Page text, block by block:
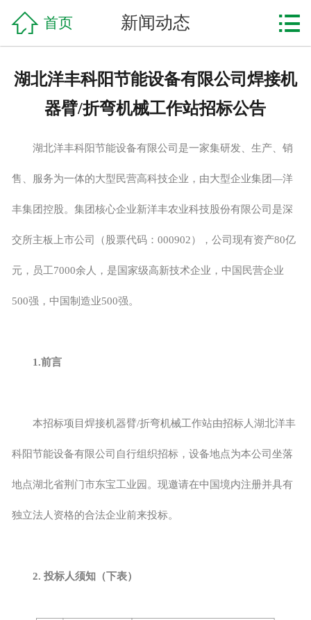
产品中心
 首页 新闻动态 
湖北洋丰科阳节能设备有限公司焊接机
器臂/折弯机械工作站招标公告
湖北洋丰科阳节能设备有限公司是一家集研发、生产、销
售、服务为一体的大型民营高科技企业，由大型企业集团—洋
丰集团控股。集团核心企业新洋丰农业科技股份有限公司是深
交所主板上市公司（股票代码：000902），公司现有资产80亿
元，员工7000余人，是国家级高新技术企业，中国民营企业
500强，中国制造业500强。
1.前言
本招标项目焊接机器臂/折弯机械工作站由招标人湖北洋丰
科阳节能设备有限公司自行组织招标，设备地点为本公司坐落
地点湖北省荆门市东宝工业园。现邀请在中国境内注册并具有
独立法人资格的合法企业前来投标。
2. 投标人须知（下表）